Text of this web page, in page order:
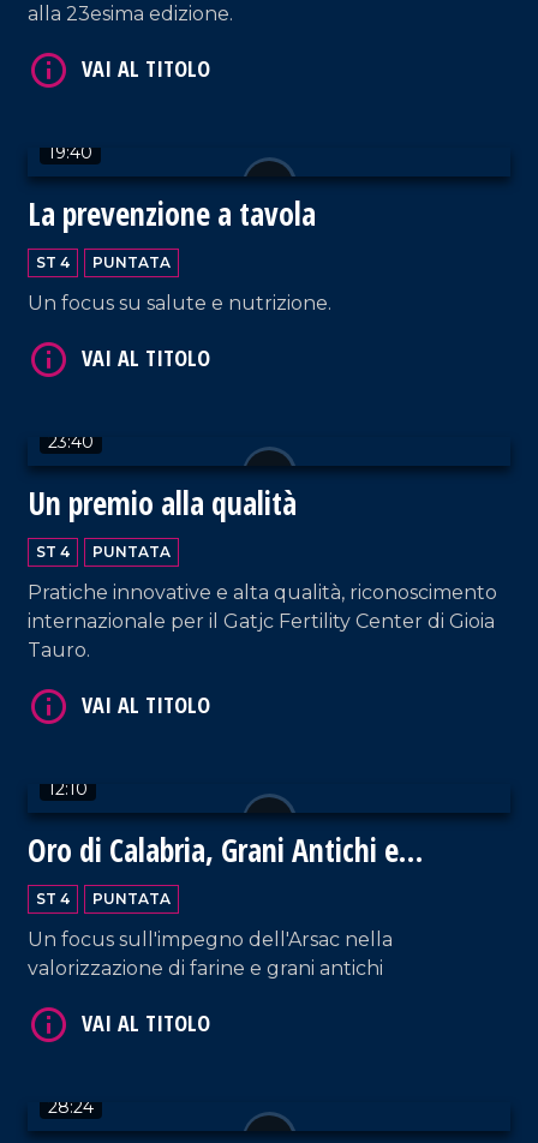
alla 23esima edizione.
19:40
La prevenzione a tavola
ST 4 PUNTATA
Un focus su salute e nutrizione.
23:40
Un premio alla qualità
ST 4 PUNTATA
Pratiche innovative e alta qualità, riconoscimento
internazionale per il Gatjc Fertility Center di Gioia
Tauro.
12:10
Oro di Calabria, Grani Antichi e
Biodiversità
ST 4 PUNTATA
Un focus sull'impegno dell'Arsac nella
valorizzazione di farine e grani antichi
28:24
VAI AL TITOLO
VAI AL TITOLO
VAI AL TITOLO
VAI AL TITOLO